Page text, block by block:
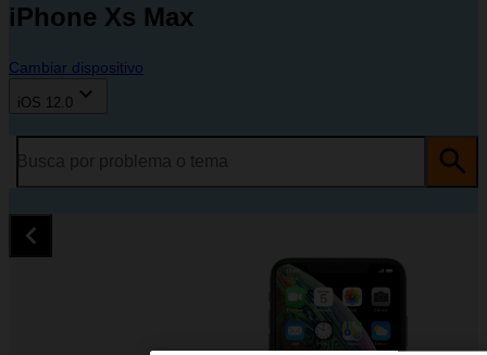
iPhone Xs Max
Cambiar dispositivo
iOS 12.0